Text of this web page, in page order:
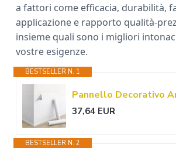
a fattori come efficacia, durabilità,
applicazione e rapporto qualità-
insieme quali sono i migliori
vostre esigenze.
BESTSELLER N. 1
37,64 EUR
BESTSELLER N. 2